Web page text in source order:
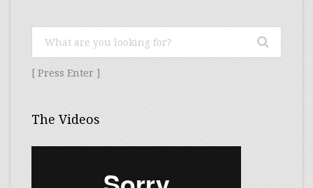
[ Press Enter ]
The Videos